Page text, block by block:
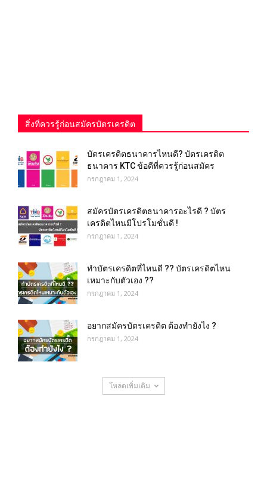
สิ่งที่ควรรู้ก่อนสมัครบัตรเครดิต
บัตรเครดิตธนาคารไหนดี? บัตรเครดิต
ธนาคาร KTC ข้อดีที่ควรรู้ก่อนสมัคร
กรกฎาคม 1, 2024
สมัครบัตรเครดิตธนาคารอะไรดี ? บัตร
เครดิตไหนมีโปรโมชั่นดี !
กรกฎาคม 1, 2024
ทำบัตรเครดิตที่ไหนดี ?? บัตรเครดิตไหน
เหมาะกับตัวเอง ??
กรกฎาคม 1, 2024
อยากสมัครบัตรเครดิต ต้องทำยังไง ?
กรกฎาคม 1, 2024
โหลดเพิ่มเติม